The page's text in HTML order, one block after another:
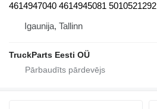
4614947040 4614945081 5010521292
Igaunija, Tallinn
TruckParts Eesti OÜ